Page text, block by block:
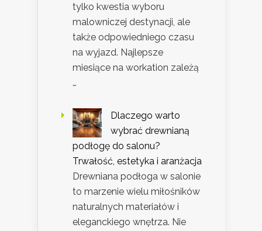
tylko kwestia wyboru
malowniczej destynacji, ale
także odpowiedniego czasu
na wyjazd. Najlepsze
miesiące na workation zależą
…
Dlaczego warto
wybrać drewnianą
podłogę do salonu?
Trwałość, estetyka i aranżacja
Drewniana podłoga w salonie
to marzenie wielu miłośników
naturalnych materiałów i
eleganckiego wnętrza. Nie